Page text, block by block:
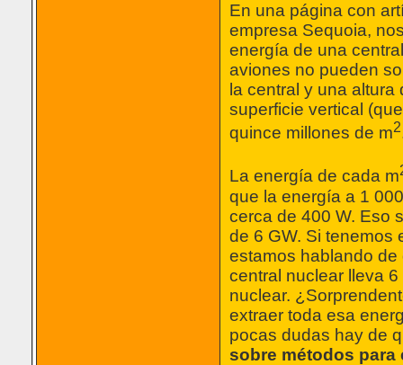
En una página con
empresa Sequoia,
energía de una
aviones no pueden
la central y una
superficie vertical
quince millones de m2
La energía de cada m
que la energía a 1
cerca de 400 W. Eso
de 6 GW. Si tenemos
estamos hablando
central nuclear lleva
nuclear.
extraer toda esa
pocas dudas hay de
sobre métodos para